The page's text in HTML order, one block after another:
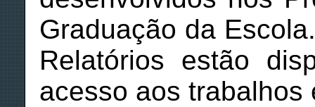
Graduação da
Relatórios estão
acesso aos trabalhos